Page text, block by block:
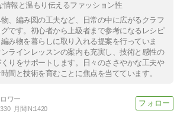
情報と温もり伝えるファッション性
、編み図の工夫など、日常の中に広がるクラフ
です。初心者から上級者まで参考になるレシピ
み物を暮らしに取り入れる提案を行っていま
ラインレッスンの案内も充実し、技術と感性の
りをサポートします。日々のささやかな工夫や
間と技術を育むことに焦点を当てています。
330 月間IN:1420